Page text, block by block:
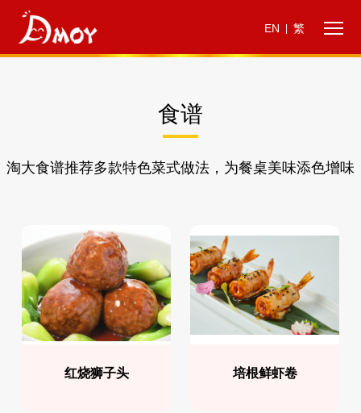
EN 繁
食谱
淘大食谱推荐多款特色菜式做法，为餐桌美味添色增味
红烧狮子头 培根鲜虾卷